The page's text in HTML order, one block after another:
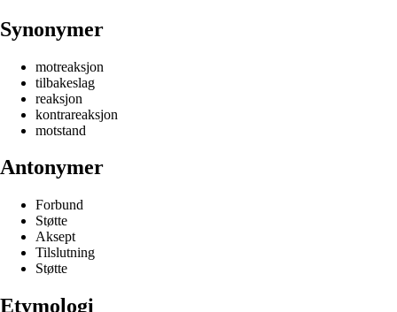
Synonymer
motreaksjon
tilbakeslag
reaksjon
kontrareaksjon
motstand
Antonymer
Forbund
Støtte
Aksept
Tilslutning
Støtte
Etymologi